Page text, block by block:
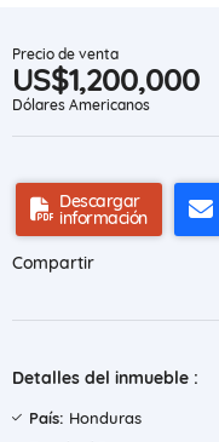
Precio de venta
US$1,200,000
Dólares Americanos
Descargar
información
Compartir
Detalles del inmueble :
País: Honduras